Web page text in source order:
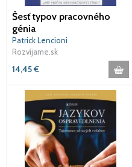
Šesť typov pracovného
génia
Patrick Lencioni
Rozvíjame.sk
14,45€